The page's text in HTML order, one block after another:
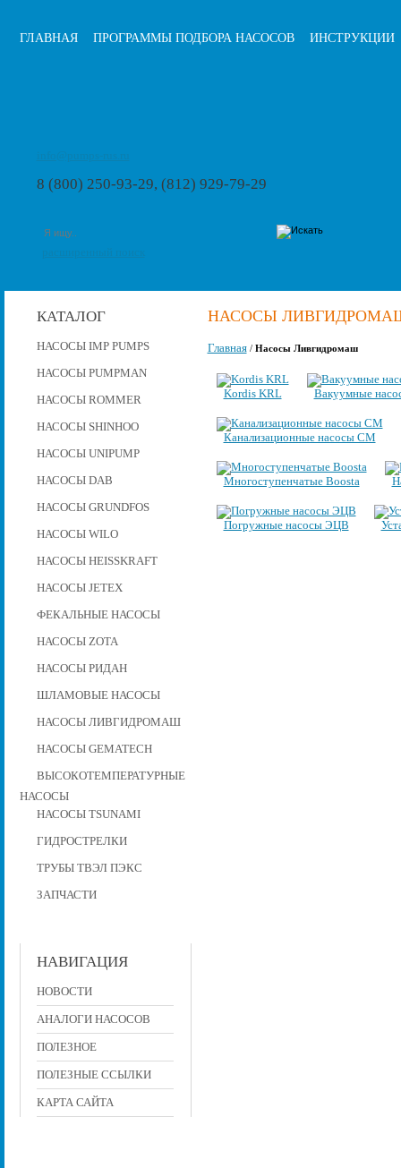
ГЛАВНАЯ ПРОГРАММЫ ПОДБОРА НАСОСОВ ИНСТРУКЦИИ
8 (800) 250-93-29, (812) 929-79-29
КАТАЛОГ
НАСОСЫ IMP PUMPS
НАСОСЫ PUMPMAN
НАСОСЫ ROMMER
НАСОСЫ SHINHOO
НАСОСЫ UNIPUMP
НАСОСЫ DAB
НАСОСЫ GRUNDFOS
НАСОСЫ WILO
НАСОСЫ HEISSKRAFT
НАСОСЫ JETEX
ФЕКАЛЬНЫЕ НАСОСЫ
НАСОСЫ ZOTA
НАСОСЫ РИДАН
ШЛАМОВЫЕ НАСОСЫ
НАСОСЫ ЛИВГИДРОМАШ
НАСОСЫ GEMATECH
ВЫСОКОТЕМПЕРАТУРНЫЕ
НАСОСЫ
НАСОСЫ TSUNAMI
ГИДРОСТРЕЛКИ
ТРУБЫ ТВЭЛ ПЭКС
ЗАПЧАСТИ
НАВИГАЦИЯ
НОВОСТИ
АНАЛОГИ НАСОСОВ
ПОЛЕЗНОЕ
ПОЛЕЗНЫЕ ССЫЛКИ
КАРТА САЙТА
НАСОСЫ
Главная/ Насосы Ливгидромаш
Kordis KRL Вакуумные
Канализационные насосы СМ
Многоступенчатые Boosta
Погружные насосы ЭЦВ